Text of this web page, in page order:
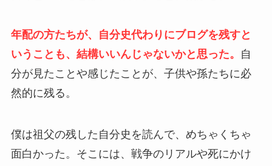
年配の方たちが、自分史代わりにブログを残すと
いうことも、結構いいんじゃないかと思った。
自
分が見たことや感じたことが、子供や孫たちに必
然的に残る。
僕は祖父の残した自分史を読んで、めちゃくちゃ
面白かった。そこには、戦争のリアルや死にかけ